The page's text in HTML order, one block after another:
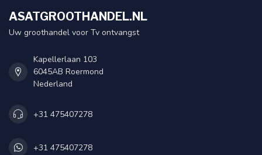
ASATGROOTHANDEL.NL
Uw groothandel voor Tv ontvangst
Kapellerlaan 103
6045AB Roermond
Nederland
+31 475407278
+31 475407278